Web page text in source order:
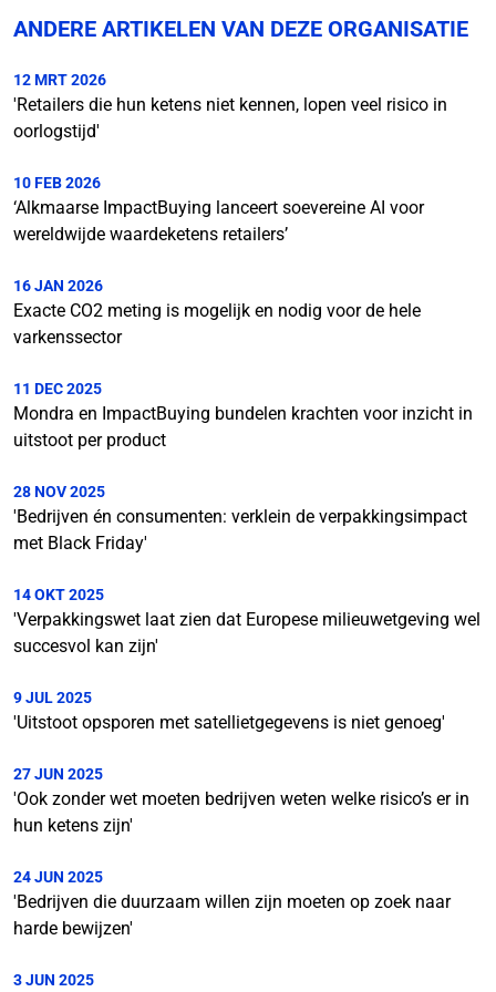
ANDERE ARTIKELEN VAN DEZE ORGANISATIE
12 MRT 2026
'Retailers die hun ketens niet kennen, lopen veel risico in
oorlogstijd'
10 FEB 2026
‘Alkmaarse ImpactBuying lanceert soevereine AI voor
wereldwijde waardeketens retailers’
16 JAN 2026
Exacte CO2 meting is mogelijk en nodig voor de hele
varkenssector
11 DEC 2025
Mondra en ImpactBuying bundelen krachten voor inzicht in
uitstoot per product
28 NOV 2025
'Bedrijven én consumenten: verklein de verpakkingsimpact
met Black Friday'
14 OKT 2025
'Verpakkingswet laat zien dat Europese milieuwetgeving wel
succesvol kan zijn'
9 JUL 2025
'Uitstoot opsporen met satellietgegevens is niet genoeg'
27 JUN 2025
'Ook zonder wet moeten bedrijven weten welke risico’s er in
hun ketens zijn'
24 JUN 2025
'Bedrijven die duurzaam willen zijn moeten op zoek naar
harde bewijzen'
3 JUN 2025